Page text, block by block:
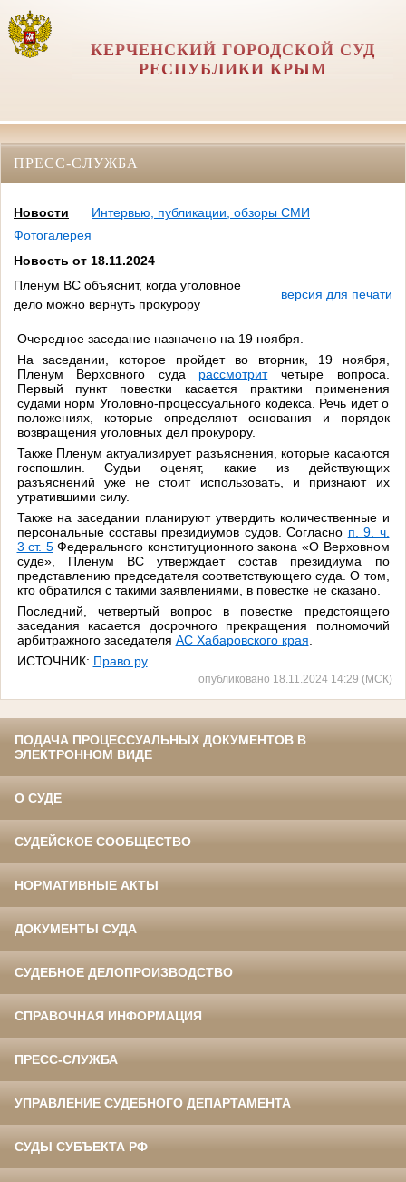
КЕРЧЕНСКИЙ ГОРОДСКОЙ СУД
РЕСПУБЛИКИ КРЫМ
ПРЕСС-СЛУЖБА
Новости
Интервью, публикации, обзоры СМИ
Фотогалерея
Новость от 18.11.2024
Пленум ВС объяснит, когда уголовное
дело можно вернуть прокурору
версия для печати
Очередное заседание назначено на 19 ноября.
На заседании, которое пройдет во вторник, 19 ноября,
Пленум Верховного суда рассмотритчетыре вопроса.
Первый пункт повестки касается практики применения
судами норм Уголовно-процессуального кодекса. Речь идет о
положениях, которые определяют основания и порядок
возвращения уголовных дел прокурору.
Также Пленум актуализирует разъяснения, которые касаются
госпошлин. Судьи оценят, какие из действующих
разъяснений уже не стоит использовать, и признают их
утратившими силу.
Также на заседании планируют утвердить количественные и
персональные составы президиумов судов. Согласно п. 9. ч.
3 ст. 5Федерального конституционного закона «О Верховном
суде», Пленум ВС утверждает состав президиума по
представлению председателя соответствующего суда. О том,
кто обратился с такими заявлениями, в повестке не сказано.
Последний, четвертый вопрос в повестке предстоящего
заседания касается досрочного прекращения полномочий
арбитражного заседателя АС Хабаровского края
ИСТОЧНИК: Право.ру
опубликовано 18.11.2024 14:29 (МСК)
ПОДАЧА ПРОЦЕССУАЛЬНЫХ ДОКУМЕНТОВ В
ЭЛЕКТРОННОМ ВИДЕ
О СУДЕ
СУДЕЙСКОЕ СООБЩЕСТВО
НОРМАТИВНЫЕ АКТЫ
ДОКУМЕНТЫ СУДА
СУДЕБНОЕ ДЕЛОПРОИЗВОДСТВО
СПРАВОЧНАЯ ИНФОРМАЦИЯ
ПРЕСС-СЛУЖБА
УПРАВЛЕНИЕ СУДЕБНОГО ДЕПАРТАМЕНТА
СУДЫ СУБЪЕКТА РФ